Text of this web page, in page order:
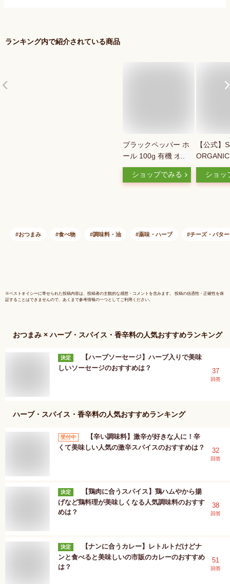
ランキング内で紹介されている商品
ブラックペッパー ホ
ール 100g 有機 オー
ガニック【スリラン
カ産 スパイス】【香
ショップでみる
【公式】
機バジル
ビー食品
スビー S
ショッ
おつまみ 食べ物 調味料・油 薬味・ハーブ チーズ・バター
※ベストオイシーに寄せられた投稿内容は、投稿者の主観的な感想・コメントを含みます。 投稿の信憑性・正確性を保
証することはできませんので、あくまで参考情報の一つとしてご利用ください。
おつまみ × ハーブ・スパイス・香辛料の人気おすすめランキング
決定
【ハーブソーセージ】ハーブ入りで美味
しいソーセージのおすすめは？
37
回答
ハーブ・スパイス・香辛料の人気おすすめランキング
受付中
【辛い調味料】激辛が好きな人に！辛
くて美味しい人気の激辛スパイスのおすすめは？
32
回答
決定
【鶏肉に合うスパイス】鶏ハムやから揚
げなど鶏料理が美味しくなる人気調味料のおすす
めは？
38
回答
決定
【ナンに合うカレー】レトルトだけどナ
ンと食べると美味しいの市販のカレーのおすすめ
は？
51
回答